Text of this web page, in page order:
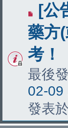
[公
藥方
考！
最後
02-09
發表